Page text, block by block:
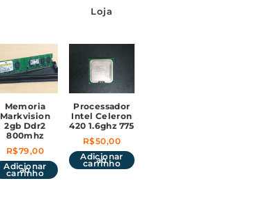
Loja
Memoria
Markvision
2gb Ddr2
800mhz
R$79,00
Adicionar
ao
carrinho
Processador
Intel Celeron
420 1.6ghz 775
R$50,00
Adicionar
ao
carrinho